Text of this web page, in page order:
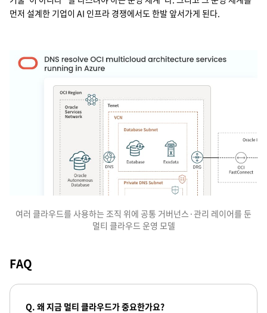
먼저 설계한 기업이 AI 인프라 경쟁에서도 한발 앞서가게 된다.
여러 클라우드를 사용하는 조직 위에 공통 거버넌스·관리 레이어를 둔
멀티 클라우드 운영 모델
FAQ
Q. 왜 지금 멀티 클라우드가 중요한가요?